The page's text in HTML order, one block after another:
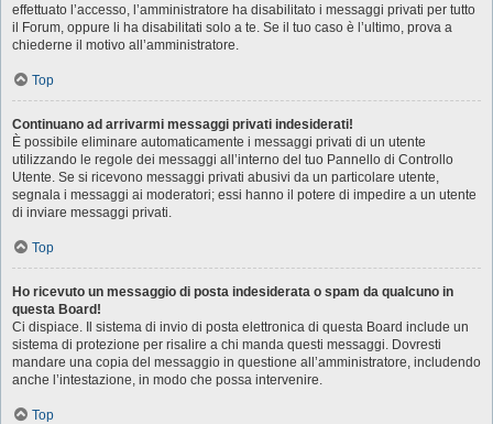
effettuato l’accesso, l’amministratore ha disabilitato i messaggi privati per tutto
il Forum, oppure li ha disabilitati solo a te. Se il tuo caso è l’ultimo, prova a
chiederne il motivo all’amministratore.
Top
Continuano ad arrivarmi messaggi privati indesiderati!
È possibile eliminare automaticamente i messaggi privati ​​di un utente
utilizzando le regole dei messaggi all’interno del tuo Pannello di Controllo
Utente. Se si ricevono messaggi privati ​​abusivi da un particolare utente,
segnala i messaggi ai moderatori; essi hanno il potere di impedire a un utente
di inviare messaggi privati​​.
Top
Ho ricevuto un messaggio di posta indesiderata o spam da qualcuno in
questa Board!
Ci dispiace. Il sistema di invio di posta elettronica di questa Board include un
sistema di protezione per risalire a chi manda questi messaggi. Dovresti
mandare una copia del messaggio in questione all’amministratore, includendo
anche l’intestazione, in modo che possa intervenire.
Top